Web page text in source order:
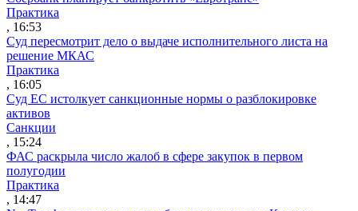
Практика
, 16:53
Суд пересмотрит дело о выдаче исполнительного листа на
решение МКАС
Практика
, 16:05
Суд ЕС истолкует санкционные нормы о разблокировке
активов
Санкции
, 15:24
ФАС раскрыла число жалоб в сфере закупок в первом
полугодии
Практика
, 14:47